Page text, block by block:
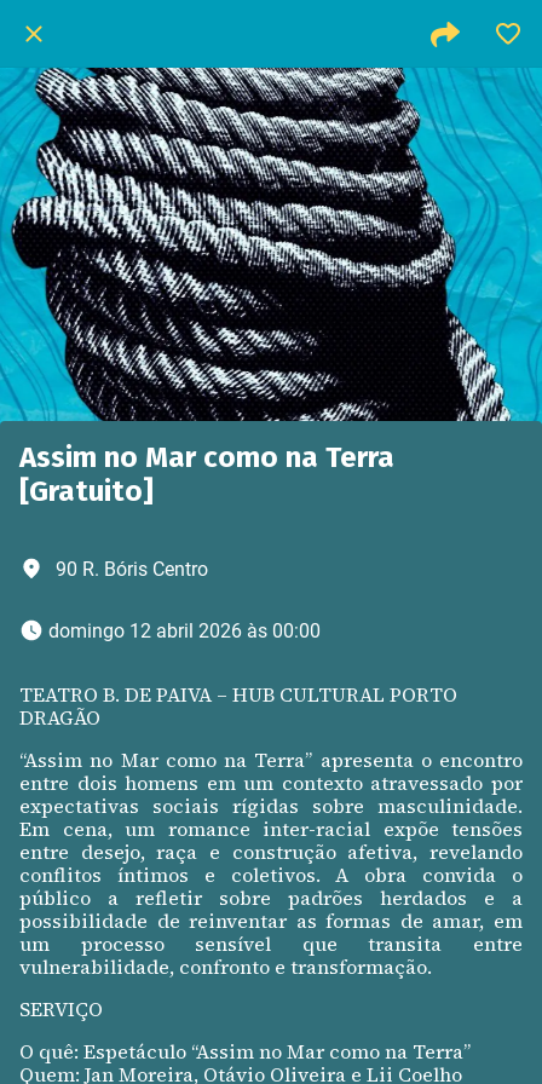
Assim no Mar como na Terra
[Gratuito]
90 R. Bóris Centro
domingo 12 abril 2026 às 00:00
TEATRO B. DE PAIVA – HUB CULTURAL PORTO
DRAGÃO
“Assim no Mar como na Terra” apresenta o encontro
entre dois homens em um contexto atravessado por
expectativas sociais rígidas sobre masculinidade.
Em cena, um romance inter-racial expõe tensões
entre desejo, raça e construção afetiva, revelando
conflitos íntimos e coletivos. A obra convida o
público a refletir sobre padrões herdados e a
possibilidade de reinventar as formas de amar, em
um processo sensível que transita entre
vulnerabilidade, confronto e transformação.
SERVIÇO
O quê: Espetáculo “Assim no Mar como na Terra”
Quem: Jan Moreira, Otávio Oliveira e Lii Coelho